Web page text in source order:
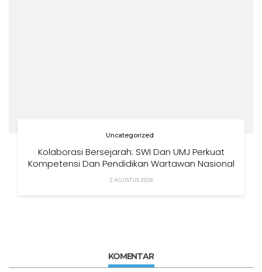
Uncategorized
Kolaborasi Bersejarah: SWI Dan UMJ Perkuat
Kompetensi Dan Pendidikan Wartawan Nasional
2 AGUSTUS 2026
KOMENTAR